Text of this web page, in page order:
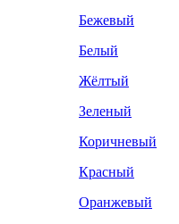
Бежевый
Белый
Жёлтый
Зеленый
Коричневый
Красный
Оранжевый